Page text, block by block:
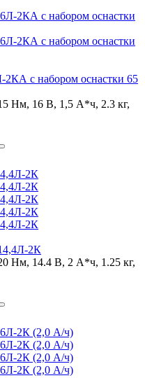
с набором оснастки 65
Нм, 16 В, 1,5 А*ч, 2.3 кг,
2К
Нм, 14.4 В, 2 А*ч, 1.25 кг,